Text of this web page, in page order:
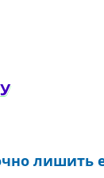
лишить